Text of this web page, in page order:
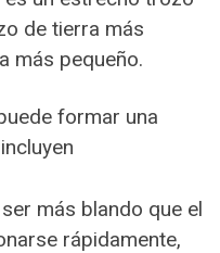
de tierra más
más pequeño.
formar una
más blando que el
rápidamente,